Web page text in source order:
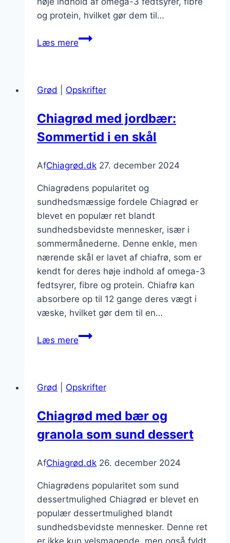
og protein, hvilket gør dem til…
Læs mereChiagrød
banan
Grød Opskrifter
Chiagrød med jordbær:
Sommertid i en skål
AfChiagrød.dk 27. december 2024
Chiagrødens popularitet og
sundhedsmæssige fordele Chiagrød er
blevet en populær ret blandt
sundhedsbevidste mennesker, især i
sommermånederne. Denne enkle, men
nærende skål er lavet af chiafrø, som er
kendt for deres høje indhold af omega-3
fedtsyrer, fibre og protein. Chiafrø kan
absorbere op til 12 gange deres vægt i
væske, hvilket gør dem til en…
Læs mereChiagrød
i
skål
Grød Opskrifter
Chiagrød med bær og
granola som sund dessert
AfChiagrød.dk 26. december 2024
Chiagrødens popularitet som sund
dessertmulighed Chiagrød er blevet en
populær dessertmulighed blandt
sundhedsbevidste mennesker. Denne ret